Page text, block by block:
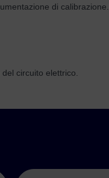
di calibrazione.
circuito elettrico.